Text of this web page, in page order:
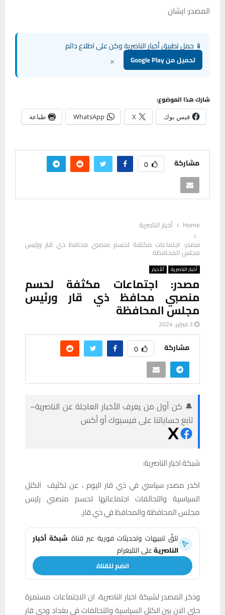
المصدر: ايشان
📱 حمل تطبيق أخبار الناصرية وكن على اطلاع دائم
تحميل من Google Play ×
شارك هذا الموضوع:
فيس بوك X
WhatsApp طباعة
مشاركة 0
Home
أخبار الناصرية
مصدر: اجتماعات مكثفة لحسم منصبي محافظ ذي قار ورئيس
مجلس المحافظة
أخبار الناصرية ألأخبار
مصدر: اجتماعات مكثفة لحسم
منصبي محافظ ذي قار ورئيس
مجلس المحافظة
3 فبراير، 2024
مشاركة 0
🔔 كن أول من يعرف الأخبار العاجلة عن الناصرية–
تابع حساباتنا على فيسبوك أو أكس
شبكة اخبار الناصرية:
اكدر مصدر سياسي في ذي قار اليوم ، عن تكثيف الكتل
السياسية والتحالفات اجتماعاتها لحسم منصبي رئيس
مجلس المحافظة والمحافظ في ذي قار.
تلقَّ تنبيهات وتحديثات فورية عبر قناة شبكة أخبار
الناصريةعلى التليغرام
انضم للقناة
وذكر المصدر لشبكة اخبار الناصرية، ان الاجتماعات مستمرة
حتى الان بين الكتل السياسية والتحالفات في بغداد وذي قار